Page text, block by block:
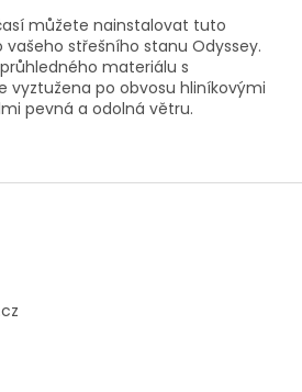
můžete nainstalovat tuto
střešního stanu Odyssey.
materiálu s
vyztužena po obvosu hliníkovými
pevná a odolná větru.